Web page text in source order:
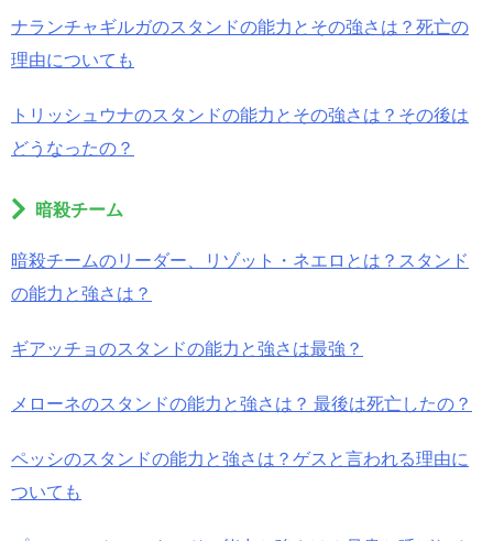
ナランチャギルガのスタンドの能力とその強さは？死亡の
理由についても
トリッシュウナのスタンドの能力とその強さは？その後は
どうなったの？
暗殺チーム
暗殺チームのリーダー、リゾット・ネエロとは？スタンド
の能力と強さは？
ギアッチョのスタンドの能力と強さは最強？
メローネのスタンドの能力と強さは？ 最後は死亡したの？
ペッシのスタンドの能力と強さは？ゲスと言われる理由に
ついても